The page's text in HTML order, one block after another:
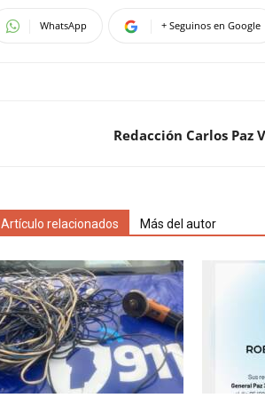
WhatsApp + Seguinos en Google
Redacción Carlos Paz
Artículo relacionados Más del autor